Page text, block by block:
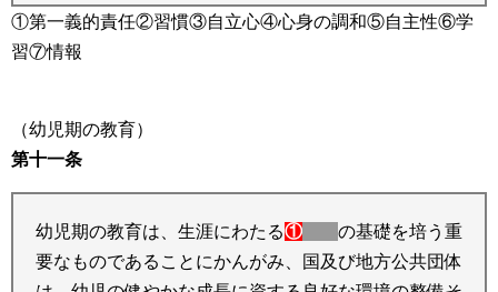
①第一義的責任②習慣③自立心④心身の調和⑤自主性⑥学
習⑦情報
（幼児期の教育）
第十一条
幼児期の教育は、生涯にわたる①
の基礎を培う重
要なものであることにかんがみ、国及び地方公共団体